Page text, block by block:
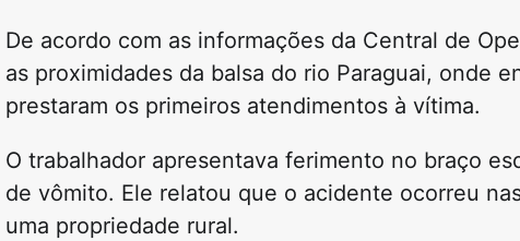
De acordo com as informações da Central de
as proximidades da balsa do rio Paraguai, onde
prestaram os primeiros atendimentos à vítima.
O trabalhador apresentava ferimento no braço
de vômito. Ele relatou que o acidente ocorreu
uma propriedade rural.